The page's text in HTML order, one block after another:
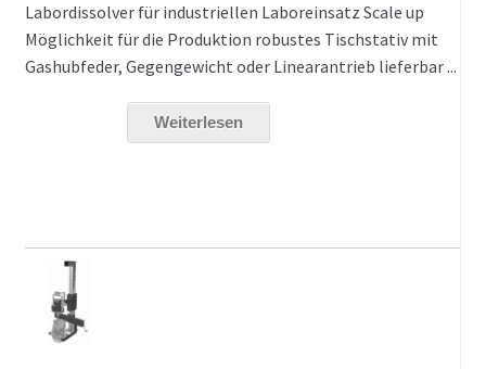
Labordissolver für industriellen Laboreinsatz Scale up
Möglichkeit für die Produktion robustes Tischstativ mit
Gashubfeder, Gegengewicht oder Linearantrieb lieferbar ...
Weiterlesen